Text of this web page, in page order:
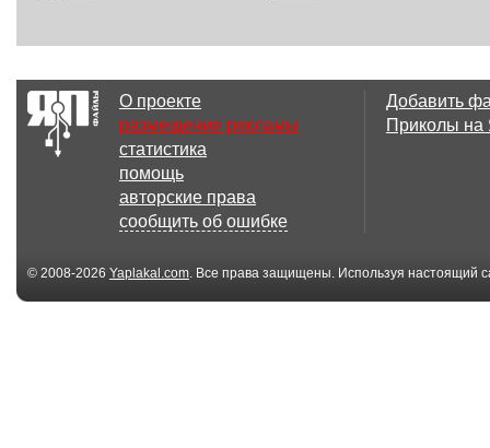
О проекте
размещение рекламы
статистика
помощь
авторские права
сообщить об ошибке
Добавить
Приколы
© 2008-2026 Yaplakal.com. Все права защищены. Используя настоящий